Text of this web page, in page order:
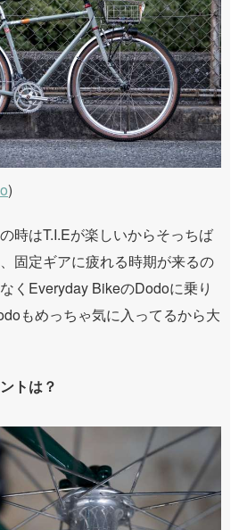
)
時はT.I.Eが楽しいからそっちば
固定ギアに疲れる時期が来るの
くEveryday BikeのDodoに乗り
もめっちゃ気に入ってるから大
トは？